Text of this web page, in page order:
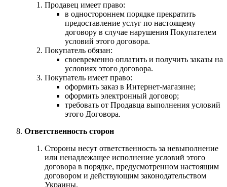
Продавец имеет право:
в одностороннем порядке прекратить
предоставление услуг по настоящему
договору в случае нарушения Покупателем
условий этого договора.
Покупатель обязан:
своевременно оплатить и получить заказы на
условиях этого договора.
Покупатель имеет право:
оформить заказ в Интернет-магазине;
оформить электронный договор;
требовать от Продавца выполнения условий
этого Договора.
Ответственность сторон
Стороны несут ответственность за невыполнение
или ненадлежащее исполнение условий этого
договора в порядке, предусмотренном настоящим
договором и действующим законодательством
Украины.